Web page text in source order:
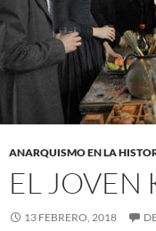
ANARQUISMO EN LA
EL JOVEN
13 FEBRERO, 2018